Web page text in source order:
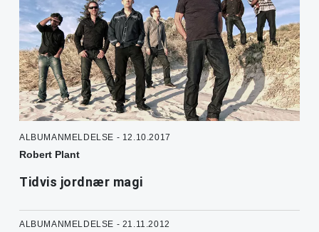
ALBUMANMELDELSE - 12.10.2017
Robert Plant
Tidvis jordnær magi
ALBUMANMELDELSE - 21.11.2012